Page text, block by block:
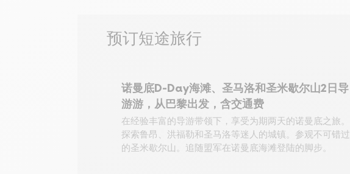
预订短途旅行
诺曼底D-Day海滩、圣马洛和圣米歇尔山2日导
游游，从巴黎出发，含交通费
在经验丰富的导游带领下，享受为期两天的诺曼底之旅。
探索鲁昂、洪福勒和圣马洛等迷人的城镇。参观不可错过
的圣米歇尔山。追随盟军在诺曼底海滩登陆的脚步。